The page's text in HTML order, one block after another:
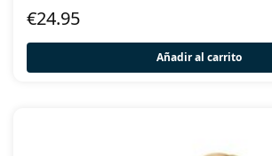
€24.95
Añadir al carrito